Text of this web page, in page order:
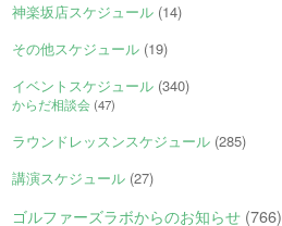
神楽坂店スケジュール (14)
その他スケジュール (19)
イベントスケジュール (340)
からだ相談会 (47)
ラウンドレッスンスケジュール (285)
講演スケジュール (27)
ゴルファーズラボからのお知らせ (766)